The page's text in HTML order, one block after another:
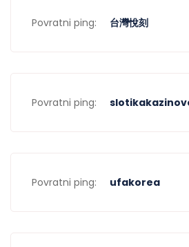
Povratni ping: 台灣悅刻
Povratni ping:
Povratni ping: ufakorea